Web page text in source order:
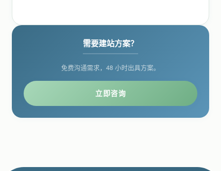
需要建站方案？
免费沟通需求，48 小时出具方案。
立即咨询